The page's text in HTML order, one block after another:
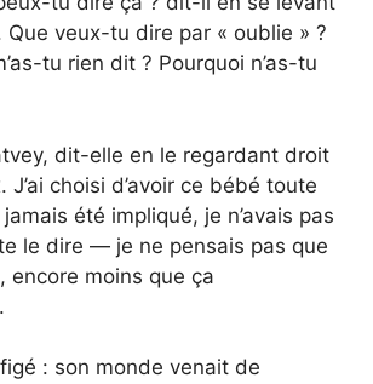
Que veux-tu dire par « oublie » ?
tu rien dit ? Pourquoi n’as-tu
dit-elle en le regardant droit
J’ai choisi d’avoir ce bébé toute
jamais été impliqué, je n’avais pas
le dire — je ne pensais pas que
encore moins que ça
: son monde venait de